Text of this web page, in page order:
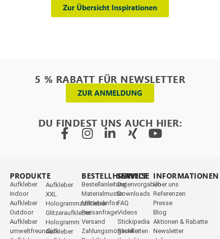
Zur Übersicht Inspirationen
5 % RABATT FÜR NEWSLETTER
ZUR ANMELDUNG
DU FINDEST UNS AUCH HIER:
PRODUKTE
Aufkleber
Indoor
Aufkleber
Outdoor
Aufkleber
umweltfreundlich
_
Aufkleber
XXL
Hologrammaufkleber
Glitzeraufkleber
Hologramm
Aufkleber
BESTELLHINWEISE
Bestellanleitung
Materialmuster
Materialinfos
Preisanfrage
Versand
Zahlungsmöglichkeiten
SERVICE
Datenvorgaben
Downloads
FAQ
Videos
Stickipedia
Reseller
INFORMATIONEN
Über uns
Referenzen
Presse
Blog
Aktionen & Rabatte
Newsletter